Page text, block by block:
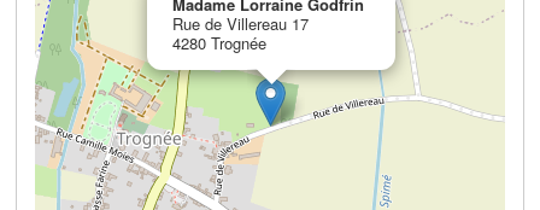
Rue de Villereau 17
4280 Trognée